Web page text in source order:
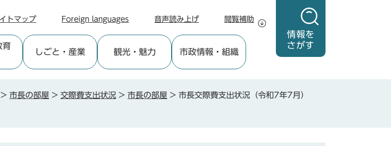
情報を
さがす
トマップ Foreign languages 音声読み上げ 閲覧補助
育
しごと ・産業 観光・魅力 市政情報 ・組織
> 市長の部屋 > 交際費支出状況 > 市長の部屋 > 市長交際費支出状況（令和7年7月）